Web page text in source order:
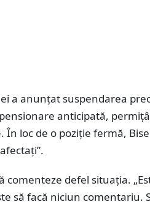
a anunțat suspendarea
anticipată,
loc de o poziție fermă,
defel situația.
să facă niciun comentariu.